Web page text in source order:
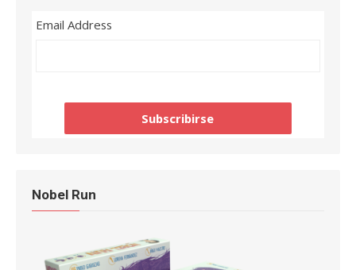
Email Address
Nobel Run